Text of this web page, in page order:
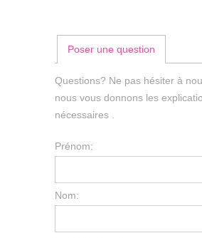
Poser une question
Questions? Ne pas hésiter à
nous vous donnons les
nécessaires .
Prénom:
Nom: